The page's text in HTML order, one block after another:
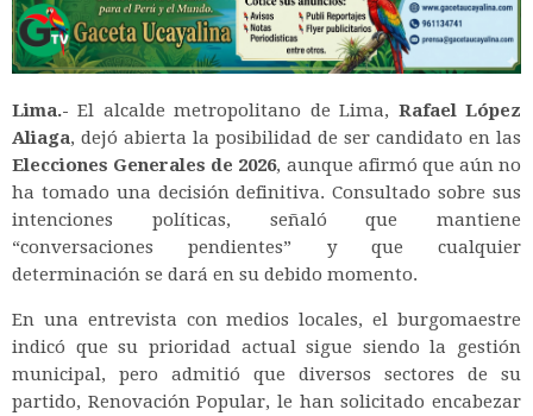
Lima.- El alcalde metropolitano de Lima, Rafael López
Aliaga, dejó abierta la posibilidad de ser candidato en las
Elecciones Generales de 2026, aunque afirmó que aún no
ha tomado una decisión definitiva. Consultado sobre sus
intenciones políticas, señaló que mantiene
“conversaciones pendientes” y que cualquier
determinación se dará en su debido momento.
En una entrevista con medios locales, el burgomaestre
indicó que su prioridad actual sigue siendo la gestión
municipal, pero admitió que diversos sectores de su
partido, Renovación Popular, le han solicitado encabezar